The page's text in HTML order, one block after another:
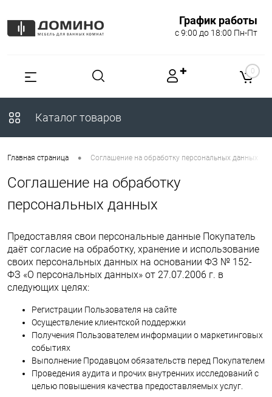
График работы
с 9:00 до 18:00 Пн-Пт
✚ 0
Каталог товаров
Главная страница • Соглашение на обработку персональных данных
Соглашение на обработку
персональных данных
Предоставляя свои персональные данные Покупатель
даёт согласие на обработку, хранение и использование
своих персональных данных на основании ФЗ № 152-
ФЗ «О персональных данных» от 27.07.2006 г. в
следующих целях:
Регистрации Пользователя на сайте
Осуществление клиентской поддержки
Получения Пользователем информации о маркетинговых
событиях
Выполнение Продавцом обязательств перед Покупателем
Проведения аудита и прочих внутренних исследований с
целью повышения качества предоставляемых услуг.